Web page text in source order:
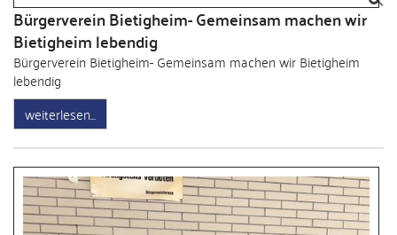
Bürgerverein Bietigheim- Gemeinsam machen wir
Bietigheim lebendig
Bürgerverein Bietigheim- Gemeinsam machen wir Bietigheim
lebendig
weiterlesen